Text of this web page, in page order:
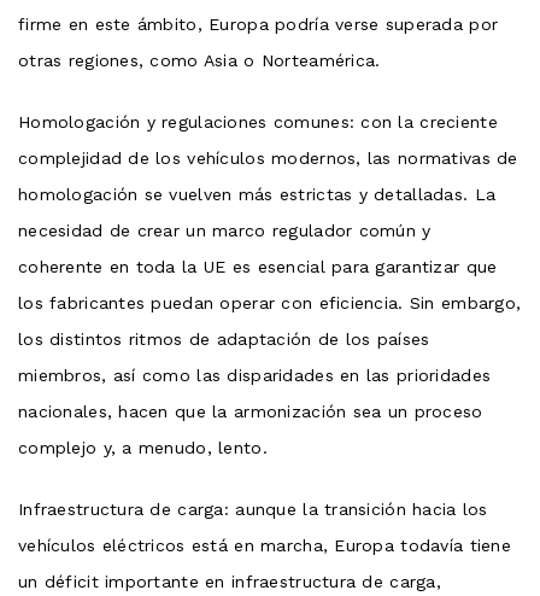
firme en este ámbito, Europa podría verse superada por
otras regiones, como Asia o Norteamérica.
Homologación y regulaciones comunes: con la creciente
complejidad de los vehículos modernos, las normativas de
homologación se vuelven más estrictas y detalladas. La
necesidad de crear un marco regulador común y
coherente en toda la UE es esencial para garantizar que
los fabricantes puedan operar con eficiencia. Sin embargo,
los distintos ritmos de adaptación de los países
miembros, así como las disparidades en las prioridades
nacionales, hacen que la armonización sea un proceso
complejo y, a menudo, lento.
Infraestructura de carga: aunque la transición hacia los
vehículos eléctricos está en marcha, Europa todavía tiene
un déficit importante en infraestructura de carga,